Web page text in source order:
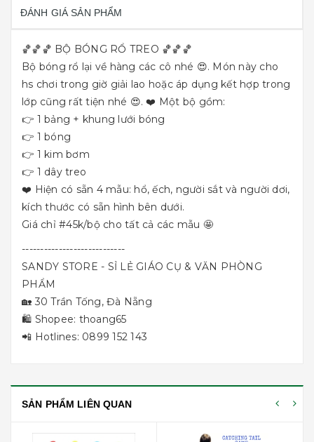
ĐÁNH GIÁ SẢN PHẨM
🏀🏀🏀 BỘ BÓNG RỔ TREO 🏀🏀🏀
Bộ bóng rổ lại về hàng các cô nhé 😍. Món này cho
hs chơi trong giờ giải lao hoặc áp dụng kết hợp trong
lớp cũng rất tiện nhé 😍. ❤️ Một bộ gồm:
👉 1 bảng + khung lưới bóng
👉 1 bóng
👉 1 kim bơm
👉 1 dây treo
❤️ Hiện có sẵn 4 mẫu: hổ, ếch, người sắt và người dơi,
kích thước có sẵn hình bên dưới.
Giá chỉ #45k/bộ cho tất cả các mẫu 🤩
----------------------------
SANDY STORE - SỈ LẺ GIÁO CỤ & VĂN PHÒNG
PHẨM
🏡 30 Trần Tống, Đà Nẵng
🛍 Shopee: thoang65
📲 Hotlines: 0899 152 143
SẢN PHẨM LIÊN QUAN